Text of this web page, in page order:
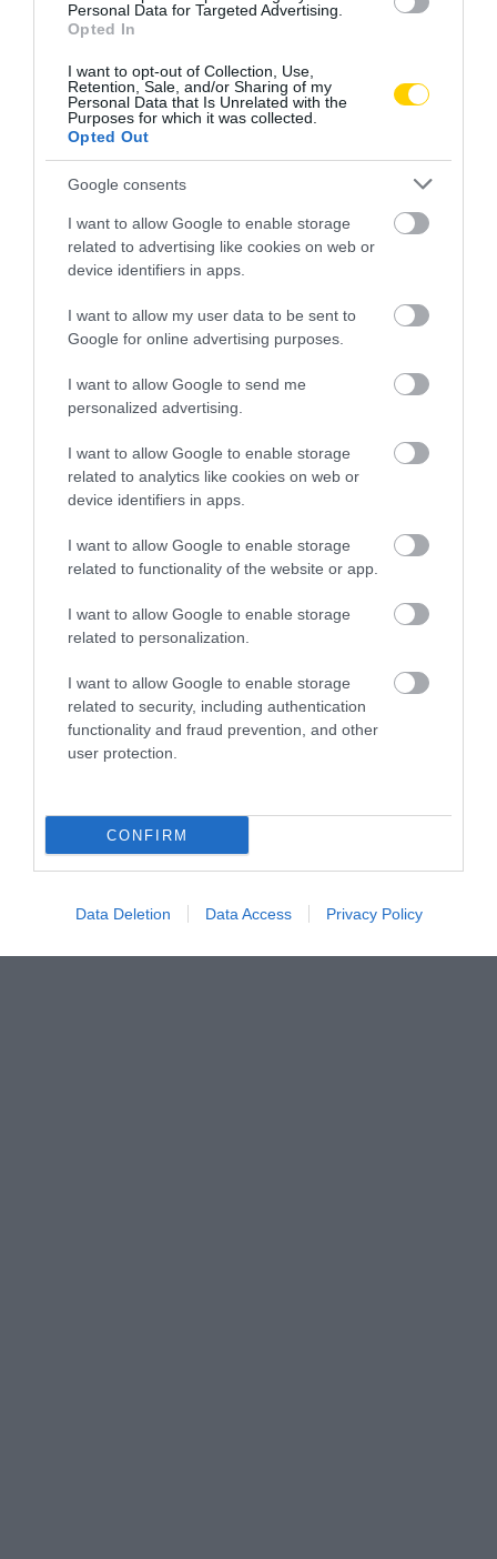
Personal Data for Targeted Advertising.
Opted In
I want to opt-out of Collection, Use,
Retention, Sale, and/or Sharing of my
Personal Data that Is Unrelated with the
Purposes for which it was collected.
Opted Out
Google consents
I want to allow Google to enable storage
related to advertising like cookies on web or
device identifiers in apps.
I want to allow my user data to be sent to
Google for online advertising purposes.
I want to allow Google to send me
personalized advertising.
I want to allow Google to enable storage
related to analytics like cookies on web or
device identifiers in apps.
I want to allow Google to enable storage
related to functionality of the website or app.
I want to allow Google to enable storage
related to personalization.
I want to allow Google to enable storage
related to security, including authentication
functionality and fraud prevention, and other
user protection.
CONFIRM
Data Deletion Data Access Privacy Policy